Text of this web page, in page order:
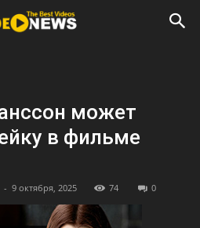
может
в фильме
- 9 октября, 2025 74 0